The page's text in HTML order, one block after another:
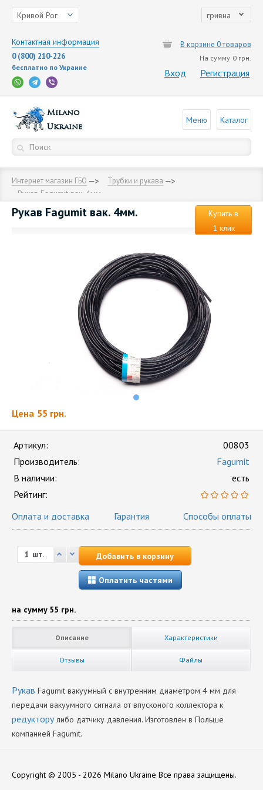
Кривой Рог гривна
Контактная информация
0 (800) 210-226
бесплатно по Украине
В корзине 0 товаров
На сумму 0 грн.
Вход Регистрация
Milano
Ukraine
Меню Каталог
Интернет магазин ГБО Трубки и рукава
Рукав Fagumit вак. 4мм.
Рукав Fagumit вак. 4мм.
Купить в
1 клик
Цена 55 грн.
Артикул:
00803
Производитель:
Fagumit
В наличии:
есть
Рейтинг:
Оплата и доставка
Гарантия Способы оплаты
шт. Добавить в корзину
Оплатить частями
на сумму 55 грн.
Описание Характеристики
Отзывы Файлы
Рукав Fagumit вакуумный с внутренним диаметром 4 мм для
передачи вакуумного сигнала от впусконого коллектора к
редукторулибо датчику давления. Изготовлен в Польше
компанией Fagumit.
Производитель
Copyright © 2005 - 2026 Milano Ukraine Все права защищены.